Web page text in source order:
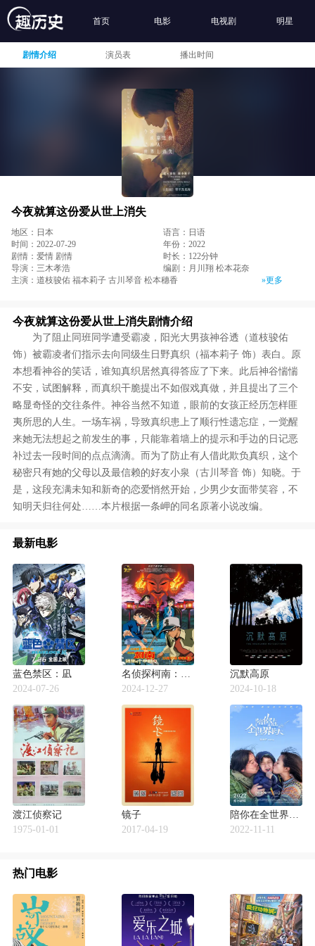
首页 电影 电视剧 明星
剧情介绍 演员表 播出时间
今夜就算这份爱从世上消失
地区：日本
语言：日语
时间：2022-07-29
年份：2022
剧情：爱情 剧情
时长：122分钟
导演：三木孝浩
编剧：月川翔 松本花奈
主演：道枝骏佑 福本莉子 古川琴音 松本穗香
»更多
今夜就算这份爱从世上消失剧情介绍
为了阻止同班同学遭受霸凌，阳光大男孩神谷透（道枝骏佑
饰）被霸凌者们指示去向同级生日野真织（福本莉子 饰）表白。原
本想看神谷的笑话，谁知真织居然真得答应了下来。此后神谷惴惴
不安，试图解释，而真织干脆提出不如假戏真做，并且提出了三个
略显奇怪的交往条件。神谷当然不知道，眼前的女孩正经历怎样匪
夷所思的人生。一场车祸，导致真织患上了顺行性遗忘症，一觉醒
来她无法想起之前发生的事，只能靠着墙上的提示和手边的日记恶
补过去一段时间的点点滴滴。而为了防止有人借此欺负真织，这个
秘密只有她的父母以及最信赖的好友小泉（古川琴音 饰）知晓。于
是，这段充满未知和新奇的恋爱悄然开始，少男少女面带笑容，不
知明天归往何处……本片根据一条岬的同名原著小说改编。
最新电影
蓝色禁区：凪
2024-07-26
名侦探柯南：迷宫的十字路口
2024-12-27
沉默高原
2024-10-18
渡江侦察记
1975-01-01
镜子
2017-04-19
陪你在全世界长大
2022-11-11
热门电影